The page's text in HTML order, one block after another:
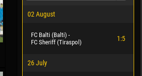
02 August
FC Balti (Balti) -
FC Sheriff (Tiraspol)
1:5
26 July